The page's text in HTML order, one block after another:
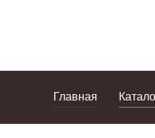
Главная